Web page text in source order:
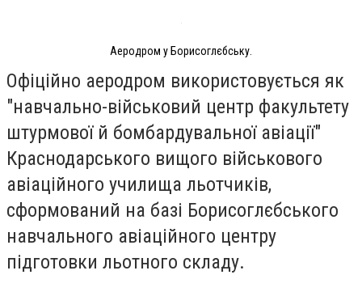
Аеродром у Борисоглєбську.
Офіційно аеродром використовується як
"навчально-військовий центр факультету
штурмової й бомбардувальної авіації"
Краснодарського вищого військового
авіаційного училища льотчиків,
сформований на базі Борисоглєбського
навчального авіаційного центру
підготовки льотного складу.